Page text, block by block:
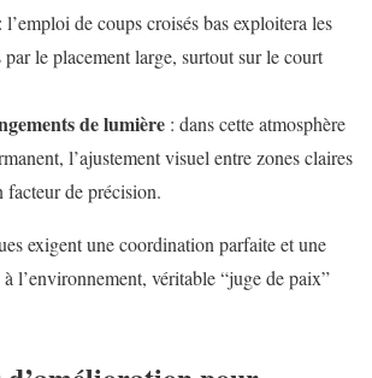
: l’emploi de coups croisés bas exploitera les
par le placement large, surtout sur le court
de lumière : dans cette atmosphère
l’ajustement visuel entre zones claires
facteur de précision.
exigent une coordination parfaite et une
l’environnement, véritable “juge de paix”